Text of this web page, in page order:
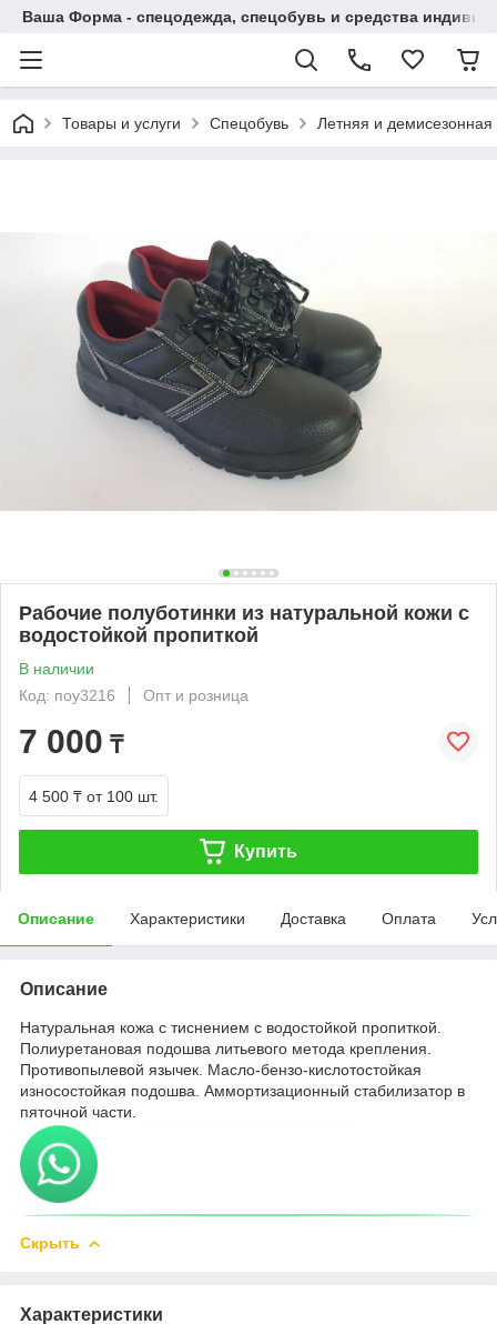
Ваша Форма - спецодежда, спецобувь и средства
Товары и услуги Спецобувь Летняя и демисезонная
Рабочие полуботинки из натуральной кожи с
водостойкой пропиткой
В наличии
Код: поу3216
Опт и розница
7 000 ₸
4 500 ₸ от 100 шт.
Купить
Описание Характеристики Доставка Оплата
Описание
Натуральная кожа с тиснением с водостойкой пропиткой.
Полиуретановая подошва литьевого метода крепления.
Противопылевой язычек. Масло-бензо-кислотостойкая
износостойкая подошва. Аммортизационный стабилизатор в
пяточной части.
Скрыть
Характеристики